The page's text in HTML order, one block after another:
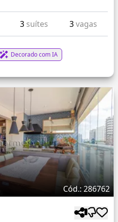
3 suítes 3vagas
Decorado com IA
Cód.: 286762